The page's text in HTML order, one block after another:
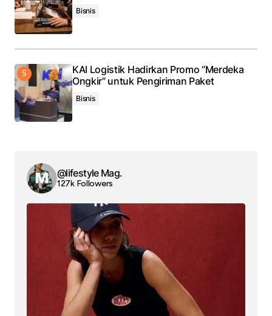
Bisnis
KAI Logistik Hadirkan Promo “Merdeka
Ongkir” untuk Pengiriman Paket
Bisnis
@lifestyle Mag.
127k Followers